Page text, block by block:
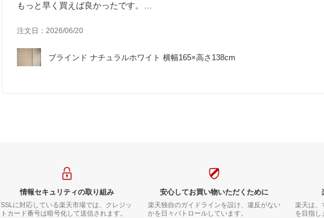
もっと早く買えば良かったです。
ニトリのは165cmの一本の竿にセパレートのブラインドがぶら下がってました
す。取り付けてしまえば操作性は変わらないし、取り付けも簡単でした。
注文日：2026/06/20
ブラインド ナチュラルホワイト 横幅165×高さ138cm
情報セキュリティの取り組み
SSLに対応している楽天市場では、クレジッ
トカード番号は暗号化して送信されます。
安心してお買い物いただくために
楽天独自のガイドラインを設け、違反がない
かを日々パトロールしています。
楽天は、
を目指し